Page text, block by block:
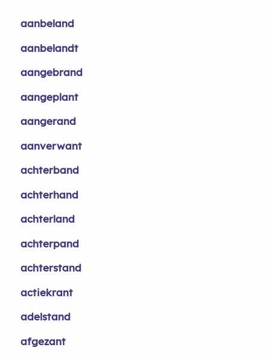
aanbeland
aanbelandt
aangebrand
aangeplant
aangerand
aanverwant
achterband
achterhand
achterland
achterpand
achterstand
actiekrant
adelstand
afgezant